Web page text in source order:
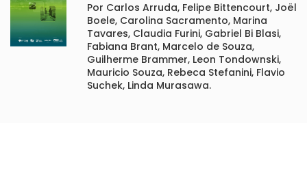
Por Carlos Arruda, Felipe Bittencourt, Joël
Boele, Carolina Sacramento, Marina
Tavares, Claudia Furini, Gabriel Bi Blasi,
Fabiana Brant, Marcelo de Souza,
Guilherme Brammer, Leon Tondownski,
Mauricio Souza, Rebeca Stefanini, Flavio
Suchek, Linda Murasawa.